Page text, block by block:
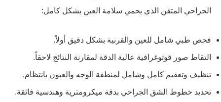
الجراحي المتقن الذي يحمي سلامة العين بشكل كامل:
فحص طبي شامل للعين والقرنية بشكل دقيق أولاً.
التقاط صور فوتوغرافية عالية الدقة لمقارنة النتائج لاحقاً.
تنظيف وتعقيم كامل وشامل لمنطقة الوجه والعيون بانتظام.
تحديد خطوط الشق الجراحي بدقة ميكرومترية وهندسية فائقة.